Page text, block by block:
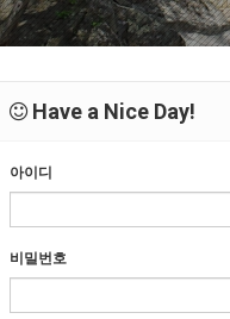
Have a Nice Day!
아이디
비밀번호